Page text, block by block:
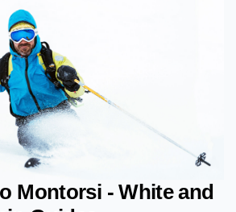
Montorsi - White and